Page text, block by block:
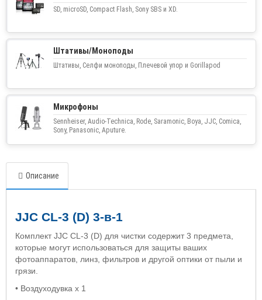
SD, microSD, Compact Flash, Sony SBS и XD.
Штативы/Моноподы
Штативы, Селфи моноподы, Плечевой упор и Gorillapod
Микрофоны
Sennheiser, Audio-Technica, Rode, Saramonic, Boya, JJC, Comica,
Sony, Panasonic, Aputure.
Описание
JJC CL-3 (D) 3-в-1
Комплект JJC CL-3 (D) для чистки содержит 3 предмета,
которые могут использоваться для защиты ваших
фотоаппаратов, линз, фильтров и другой оптики от пыли и
грязи.
• Воздуходувка х 1